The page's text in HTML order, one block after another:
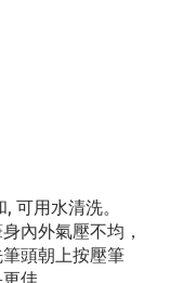
可用水清洗。
內外氣壓不均，
頭朝上按壓筆
佳